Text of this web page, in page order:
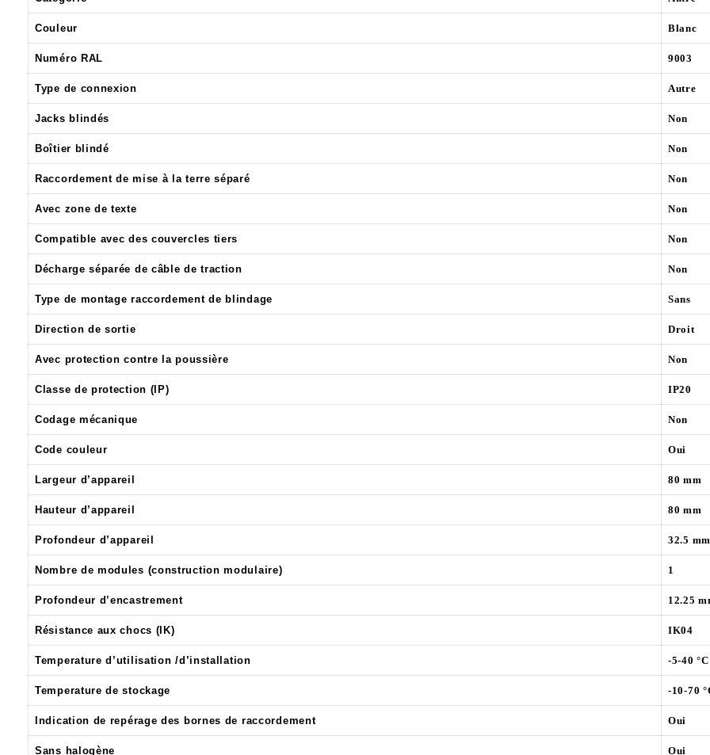
Couleur Blanc
Numéro RAL 9003
Type de connexion Autre
Jacks blindés Non
Boîtier blindé Non
Raccordement de mise à la terre séparé Non
Avec zone de texte Non
Compatible avec des couvercles tiers Non
Décharge séparée de câble de traction Non
Type de montage raccordement de blindage Sans
Direction de sortie Droit
Avec protection contre la poussière Non
Classe de protection (IP) IP20
Codage mécanique Non
Code couleur Oui
Largeur d’appareil 80 mm
Hauteur d’appareil 80 mm
Profondeur d’appareil 32.5 mm
Nombre de modules (construction modulaire) 1
Profondeur d’encastrement 12.25
Résistance aux chocs (IK) IK04
Temperature d’utilisation /d’installation -5-40 °C
Temperature de stockage -10-70
Indication de repérage des bornes de raccordement Oui
Sans halogène Oui